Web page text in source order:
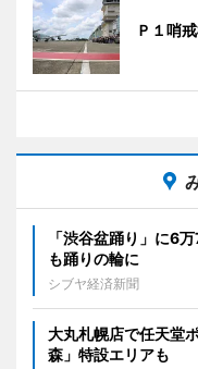
Ｐ１哨
「渋谷盆踊り」に6
も踊りの輪に
シブヤ経済新聞
大丸札幌店で任天堂
森」特設エリアも